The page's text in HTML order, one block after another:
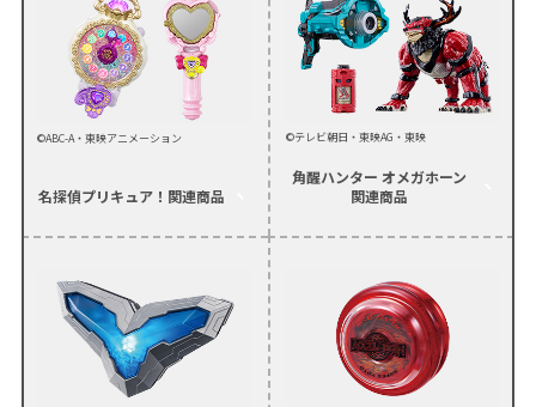
©ABC-A・東映アニメーション
名探偵プリキュア！ 関連商品
©テレビ朝日・東映AG・東映
角醒ハンター オメガホーン
関連商品